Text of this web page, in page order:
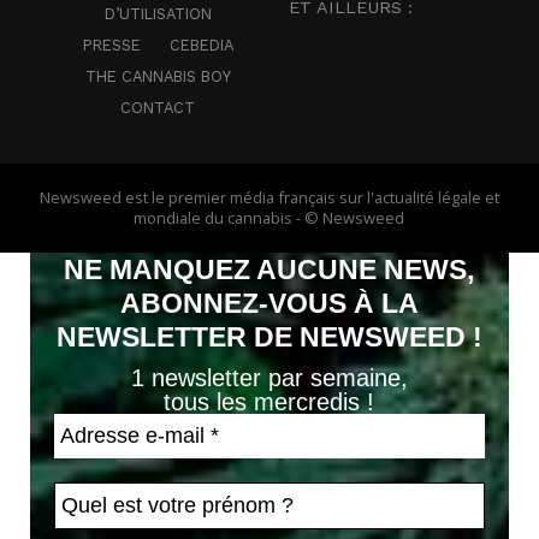
D’UTILISATION
PRESSE
CEBEDIA
THE CANNABIS BOY
CONTACT
ET AILLEURS :
Newsweed est le premier média français sur l'actualité légale et
mondiale du cannabis - © Newsweed
NE MANQUEZ AUCUNE NEWS,
ABONNEZ-VOUS À LA
NEWSLETTER DE NEWSWEED !
1 newsletter par semaine,
tous les mercredis !